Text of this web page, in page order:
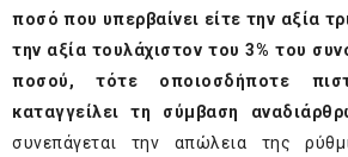
ποσό που υπερβαίνει είτε την αξία
την αξία τουλάχιστον του 3% του
ποσού, τότε οποιοσδήποτε
καταγγείλει τη σύμβαση
συνεπάγεται την απώλεια της